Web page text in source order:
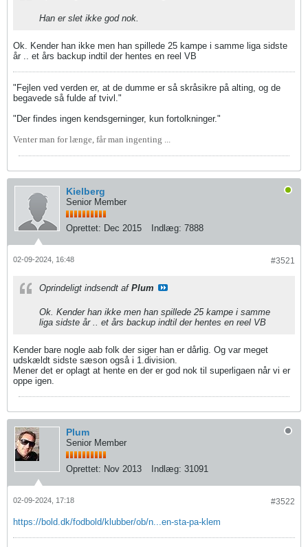
Han er slet ikke god nok.
Ok. Kender han ikke men han spillede 25 kampe i samme liga sidste
år .. et års backup indtil der hentes en reel VB
"Fejlen ved verden er, at de dumme er så skråsikre på alting, og de
begavede så fulde af tvivl."
"Der findes ingen kendsgerninger, kun fortolkninger."
Venter man for længe, får man ingenting ...
Kielberg
Senior Member
Oprettet: Dec 2015 Indlæg: 7888
#3521
02-09-2024, 16:48
Oprindeligt indsendt af Plum
Ok. Kender han ikke men han spillede 25 kampe i samme
liga sidste år .. et års backup indtil der hentes en reel VB
Kender bare nogle aab folk der siger han er dårlig. Og var meget
udskældt sidste sæson også i 1.division.
Mener det er oplagt at hente en der er god nok til superligaen når vi er
oppe igen.
Plum
Senior Member
Oprettet: Nov 2013 Indlæg: 31091
#3522
02-09-2024, 17:18
https://bold.dk/fodbold/klubber/ob/n...en-sta-pa-klem